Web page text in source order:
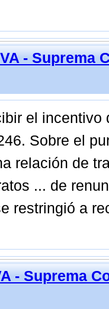
- Suprema
el
Sobre el
relación de
... de
restringió a
- Suprema